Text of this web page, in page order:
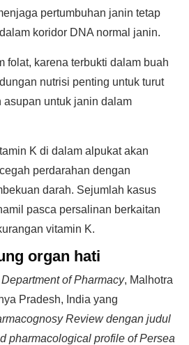
pertumbuhan janin tetap
koridor DNA normal janin.
folat, karena terbukti dalam buah
nutrisi penting untuk turut
asupan untuk janin dalam
K di dalam alpukat akan
perdarahan dengan
darah. Sejumlah kasus
pasca persalinan berkaitan
vitamin K.
organ hati
Department of Pharmacy, Malhotra
Pradesh, India yang
Review dengan judul
pharmacological profile of Persea